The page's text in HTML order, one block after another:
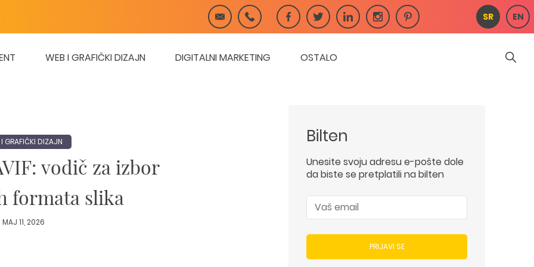
SR EN
WEB I GRAFIČKI DIZAJN DIGITALNI MARKETING OSTALO
GRAFIČKI DIZAJN
vodič za izbor
formata slika
MAJ 11, 2026
Bilten
Unesite svoju adresu e-pošte dole
da biste se pretplatili na bilten
PRIJAVI SE